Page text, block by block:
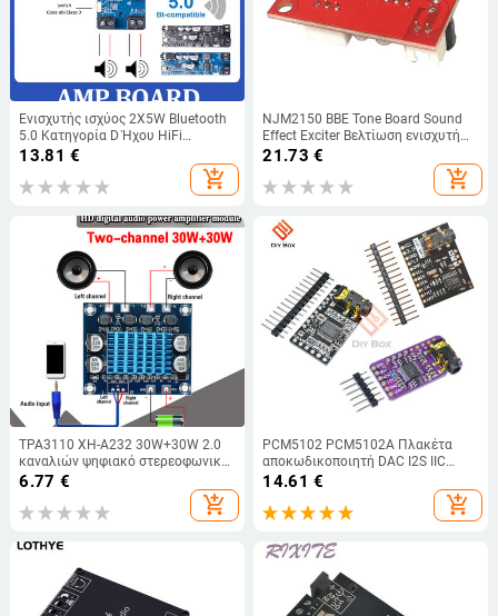
Ενισχυτής ισχύος 2X5W Bluetooth
5.0 Κατηγορία D Ήχου HiFi
Στερεοφωνικό ασύρματο Μίνι
Εφαρμογή κάρτας ήχου USB
Ψηφιακή πλακέτα AMP
13.81 €
add_shopping_cart
NJM2150 BBE Tone Board Sound
Effect Exciter Βελτίωση ενισχυτή
πρίμων μπάσων χωρίς λειτουργία
21.73 €
add_shopping_cart
TPA3110 XH-A232 30W+30W 2.0
καναλιών ψηφιακό στερεοφωνικό
HD Audio Power Amplifier Power
Ενισχυτής ψηφιακού ήχου δύο
καναλιών DC 8-26V3A
6.77 €
add_shopping_cart
PCM5102 PCM5102A Πλακέτα
αποκωδικοποιητή DAC I2S IIC
Διεπαφή GY-PCM5102 Μονάδα
αναπαραγωγής I2S Πίνακας ήχου
για κάρτα ήχου Raspberry Pi pHAT
14.61 €
add_shopping_cart